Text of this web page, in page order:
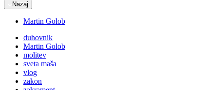
Nazaj
Martin Golob
duhovnik
Martin Golob
molitev
sveta maša
vlog
zakon